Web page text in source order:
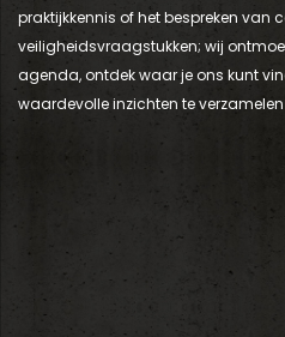
praktijkkennis of het bespreken van
veiligheidsvraagstukken; wij
agenda, ontdek waar je ons kunt
waardevolle inzichten te